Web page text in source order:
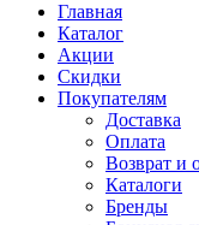
Главная
Каталог
Акции
Скидки
Покупателям
Доставка
Оплата
Возврат и
Каталоги
Бренды